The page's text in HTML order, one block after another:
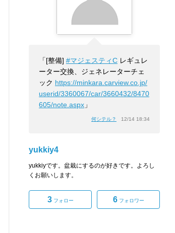
「[整備] #マジェスティC レギュレ
ーター交換、ジェネレーターチェ
ック https://minkara.carview.co.jp/
userid/3360067/car/3660432/8470
605/note.aspx 」
何シテル？ 12/14 18:34
yukkiy4
yukkiyです。盆栽にするのが好きです。よろし
くお願いします。
3フォロー 6フォロワー